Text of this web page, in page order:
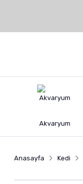
Akvaryum
Anasayfa Kedi